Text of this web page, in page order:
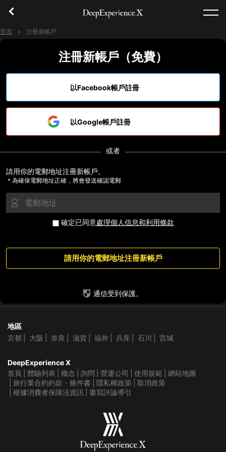
地區
USD
首頁 注冊新帳戶
注冊新帳戶（免費）
以Facebook帳戶註冊
以Google帳戶註冊
或者
請用你的電郵地址注冊新帳戶。
＊為確保電郵地址正確，將會發送確認電郵
確定已同意處理個人信息和利用條款
請用你的電郵地址注冊新帳戶
通信受到保護。
地區
京都
大阪 奈良 滋賀 福井 兵库 石川 宫城
DeepExperience X
首頁
體驗列表 概念 詢問 營運公司 使用規範
網站地圖
旅行業合約約款・條件書
隱私權政策
取消政策
根據消費者保障法資訊
書寫評論導引